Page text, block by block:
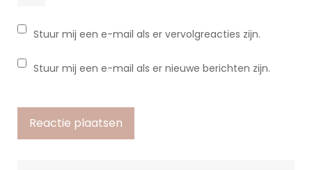
Stuur mij een e-mail als er vervolgreacties zijn.
Stuur mij een e-mail als er nieuwe berichten zijn.